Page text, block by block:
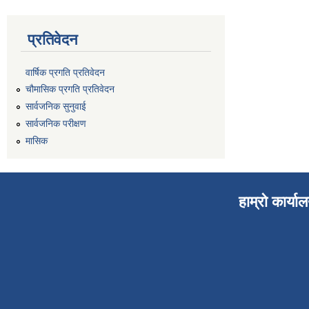
प्रतिवेदन
वार्षिक प्रगति प्रतिवेदन
चौमासिक प्रगति प्रतिवेदन
सार्वजनिक सुनुवाई
सार्वजनिक परीक्षण
मासिक
हाम्रो